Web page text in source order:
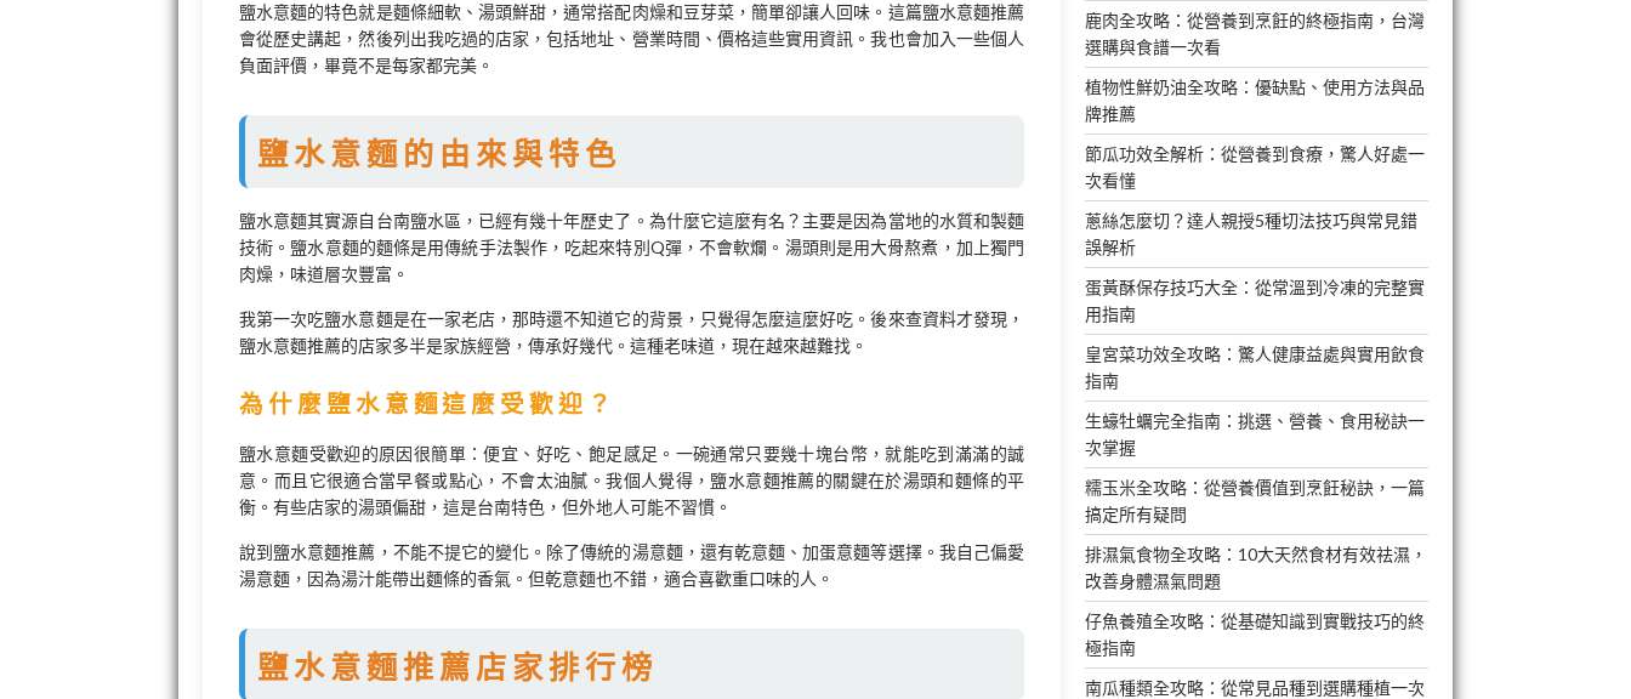
鹽水意麵的特色就是麵條細軟、湯頭鮮甜，通常搭配肉燥和豆芽菜，簡單卻讓人回味。這篇鹽水意麵推薦
會從歷史講起，然後列出我吃過的店家，包括地址、營業時間、價格這些實用資訊。我也會加入一些個人
負面評價，畢竟不是每家都完美。
鹽水意麵的由來與特色
鹽水意麵其實源自台南鹽水區，已經有幾十年歷史了。為什麼它這麼有名？主要是因為當地的水質和製麵
技術。鹽水意麵的麵條是用傳統手法製作，吃起來特別Q彈，不會軟爛。湯頭則是用大骨熬煮，加上獨門
肉燥，味道層次豐富。
我第一次吃鹽水意麵是在一家老店，那時還不知道它的背景，只覺得怎麼這麼好吃。後來查資料才發現，
鹽水意麵推薦的店家多半是家族經營，傳承好幾代。這種老味道，現在越來越難找。
為什麼鹽水意麵這麼受歡迎？
鹽水意麵受歡迎的原因很簡單：便宜、好吃、飽足感足。一碗通常只要幾十塊台幣，就能吃到滿滿的誠
意。而且它很適合當早餐或點心，不會太油膩。我個人覺得，鹽水意麵推薦的關鍵在於湯頭和麵條的平
衡。有些店家的湯頭偏甜，這是台南特色，但外地人可能不習慣。
說到鹽水意麵推薦，不能不提它的變化。除了傳統的湯意麵，還有乾意麵、加蛋意麵等選擇。我自己偏愛
湯意麵，因為湯汁能帶出麵條的香氣。但乾意麵也不錯，適合喜歡重口味的人。
鹽水意麵推薦店家排行榜
鹿肉全攻略：從營養到烹飪的終極指南，台灣
選購與食譜一次看
植物性鮮奶油全攻略：優缺點、使用方法與品
牌推薦
節瓜功效全解析：從營養到食療，驚人好處一
次看懂
蔥絲怎麼切？達人親授5種切法技巧與常見錯
誤解析
蛋黃酥保存技巧大全：從常溫到冷凍的完整實
用指南
皇宮菜功效全攻略：驚人健康益處與實用飲食
指南
生蠔牡蠣完全指南：挑選、營養、食用秘訣一
次掌握
糯玉米全攻略：從營養價值到烹飪秘訣，一篇
搞定所有疑問
排濕氣食物全攻略：10大天然食材有效祛濕，
改善身體濕氣問題
仔魚養殖全攻略：從基礎知識到實戰技巧的終
極指南
南瓜種類全攻略：從常見品種到選購種植一次